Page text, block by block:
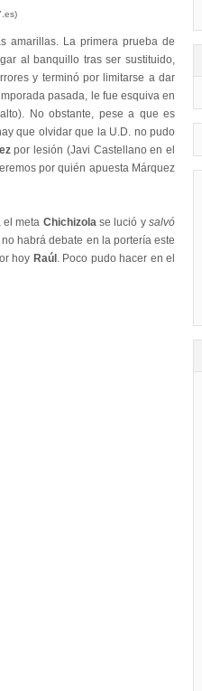
amarillas. La primera prueba de
al banquillo tras ser sustituido,
y terminó por limitarse a dar
pasada, le fue esquiva en
No obstante, pese a que es
que olvidar que la U.D. no pudo
por lesión (Javi Castellano en el
por quién apuesta Márquez
el meta Chichizolase lució ysalvó
habrá debate en la portería este
hoy Raúl . Poco pudo hacer en el